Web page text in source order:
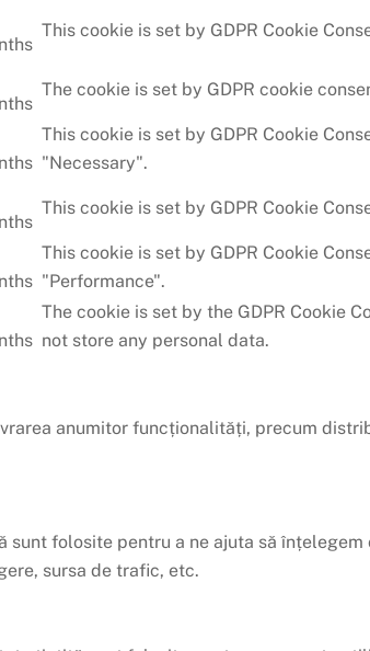
This cookie is set by GDPR Cookie
The cookie is set by GDPR cookie
This cookie is set by GDPR Cookie
"Necessary".
This cookie is set by GDPR Cookie
This cookie is set by GDPR Cookie
"Performance".
The cookie is set by the GDPR Cookie
not store any personal data.
anumitor funcționalități, precum
sunt folosite pentru a ne ajuta să
sursa de trafic, etc.